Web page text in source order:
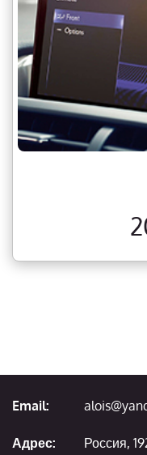
Email:
Адрес:
Россия,